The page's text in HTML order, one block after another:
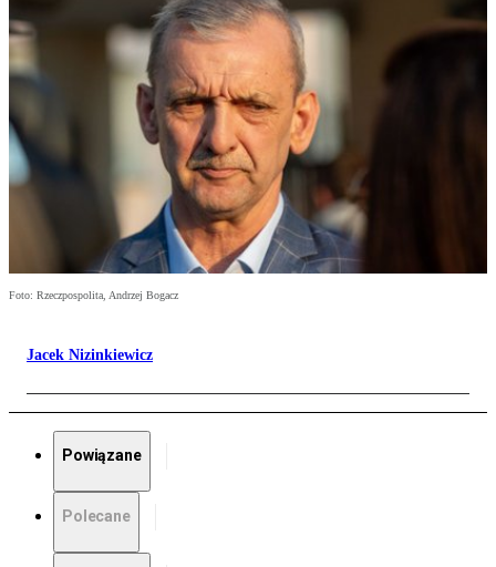
Foto: Rzeczpospolita, Andrzej Bogacz
Jacek Nizinkiewicz
Powiązane
Polecane